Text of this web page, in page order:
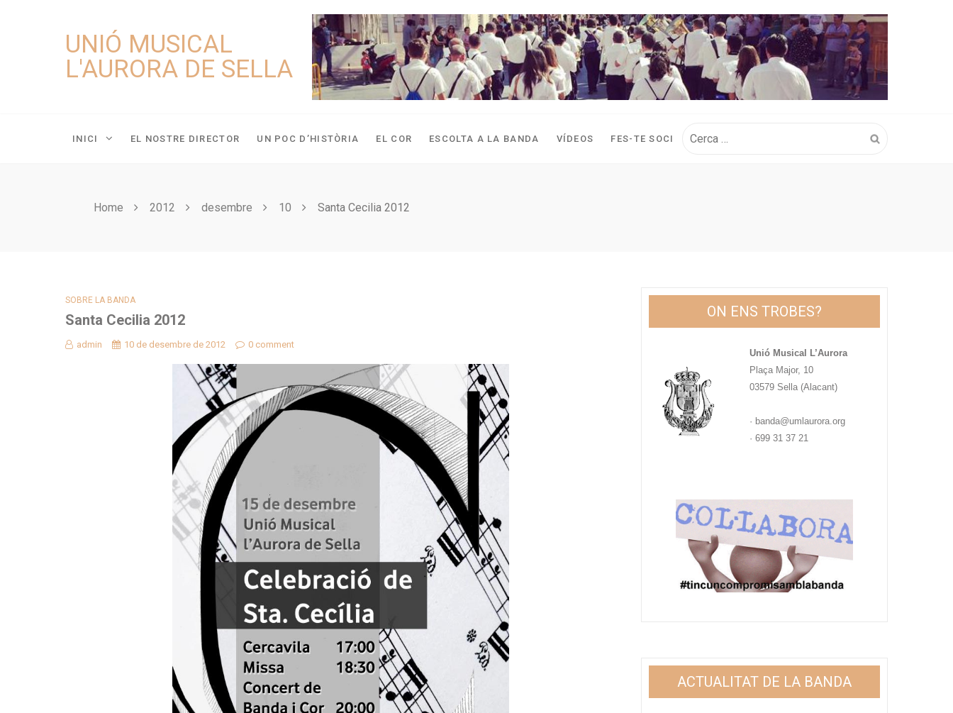
UNIÓ MUSICAL
L'AURORA DE SELLA
INICI EL NOSTRE DIRECTOR UN POC D’HISTÒRIA EL COR ESCOLTA A LA BANDA VÍDEOS FES-TE SOCI
Home 2012 desembre 10 Santa Cecilia 2012
SOBRE LA BANDA
Santa Cecilia 2012
admin 10 de desembre de 2012 0 comment
ON ENS TROBES?
Unió Musical L’Aurora
Plaça Major, 10
03579 Sella (Alacant)
· banda@umlaurora.org
· 699 31 37 21
ACTUALITAT DE LA BANDA